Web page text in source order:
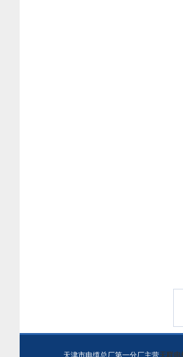
天津市电缆总厂第一分厂主营天联电